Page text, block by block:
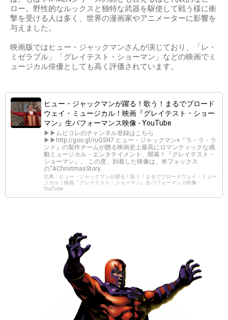
ロー。野性的なルックスと独特な武器を駆使して戦う様に衝
撃を受ける人は多く、世界の漫画家やアニメーターに影響を
与えました。
映画版ではヒュー・ジャックマンさんが演じており、「レ・
ミゼラブル」「グレイテスト・ショーマン」などの映画でミ
ュージカル俳優としても高く評価されています。
ヒュー・ジャックマンが躍る！歌う！まるでブロード
ウェイ・ミュージカル！映画『グレイテスト・ショー
マン』生パフォーマンス映像 - YouTube
▶▶ムビコレのチャンネル登録はこちら
▶▶http://goo.gl/ruQ5N7 ヒュー・ジャックマン×『ラ・ラ・ラ
ンド』の製作チームが贈る映画史上最高にロマンティックな感
動ミュージカル・エンタテイメント、開幕！『グレイテスト・
ショーマン』。 この度、到着した映像は、米フォックス
の“AChristmasStory...
出典：ヒュー・ジャックマンが躍る！歌う！まるでブロードウェイ・ミュー
ジカル！映画『グレイテスト・ショーマン』生パフォーマンス映像 -
YouTube